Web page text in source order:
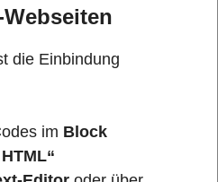
die Einbindung
im Block